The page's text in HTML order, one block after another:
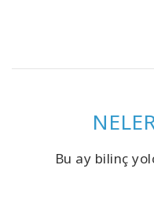
Bu ay bilinç